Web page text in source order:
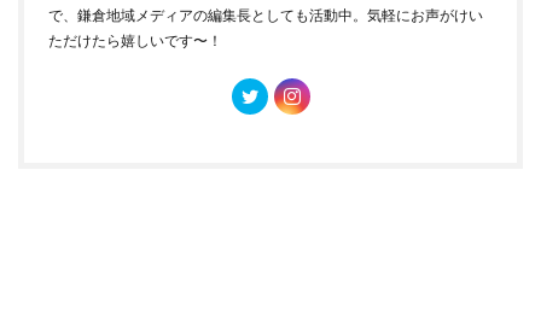
で、鎌倉地域メディアの編集長としても活動中。気軽にお声がけい
ただけたら嬉しいです〜！